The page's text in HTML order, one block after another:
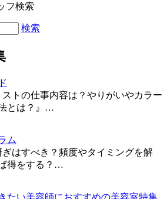
フ検索
検索
ストの仕事内容は？やりがいやカラー
とは？』…
ム
ぎはすべき？頻度やタイミングを解
得をする？…
たい美容師におすすめの美容室特集